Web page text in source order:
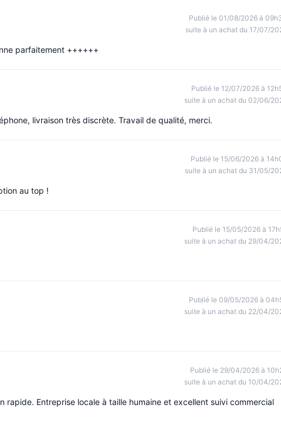
Publié le 01/08/2026 à
suite à un achat du 17/07/
parfaitement ++++++
Publié le 12/07/2026 à
suite à un achat du 02/06/
livraison très discrète. Travail de qualité, merci.
Publié le 15/06/2026 à
suite à un achat du 31/05/
au top !
Publié le 15/05/2026 à
suite à un achat du 29/04/
Publié le 09/05/2026 à
suite à un achat du 22/04/
Publié le 29/04/2026 à
suite à un achat du 10/04/
rapide. Entreprise locale à taille humaine et excellent suivi commercial